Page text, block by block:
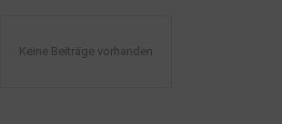
Keine Beiträge vorhanden